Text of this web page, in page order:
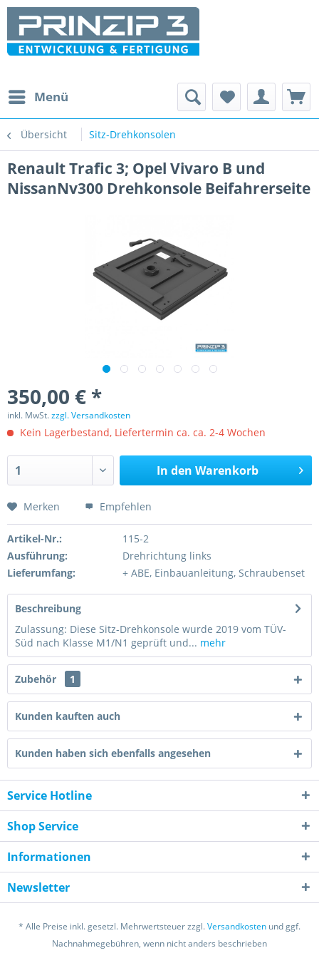
Menü
Übersicht Sitz-Drehkonsolen
Renault Trafic 3; Opel Vivaro B und
NissanNv300 Drehkonsole Beifahrerseite
350,00 € *
inkl. MwSt.zzgl. Versandkosten
Kein Lagerbestand, Liefertermin ca. ca. 2-4 Wochen
In den Warenkorb
Merken Empfehlen
Artikel-Nr.:
115-2
Ausführung:
Drehrichtung links
Lieferumfang:
+ ABE, Einbauanleitung, Schraubenset
Beschreibung
Zulassung: Diese Sitz-Drehkonsole wurde 2019 vom TÜV-
Süd nach Klasse M1/N1 geprüft und... mehr
Zubehör 1
Kunden kauften auch
Kunden haben sich ebenfalls angesehen
Service Hotline
Shop Service
Informationen
Newsletter
* Alle Preise inkl. gesetzl. Mehrwertsteuer zzgl.Versandkosten und ggf.
Nachnahmegebühren, wenn nicht anders beschrieben